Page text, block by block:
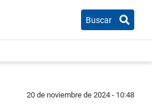
Buscar
20 de noviembre de 2024 - 10:48